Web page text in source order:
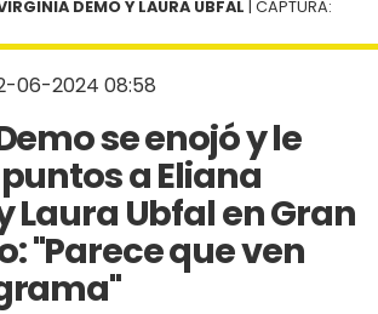
06-2024 08:58
se enojó y le
a Eliana
Laura Ubfal en Gran
"Parece que ven
DEMO Y LAURA UBFAL | CAPTURA: